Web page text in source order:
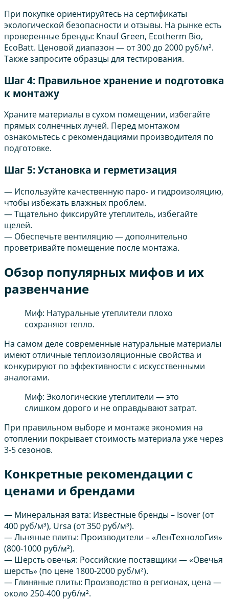
При покупке ориентируйтесь на сертификаты
экологической безопасности и отзывы. На рынке есть
проверенные бренды: Knauf Green, Ecotherm Bio,
EcoBatt. Ценовой диапазон — от 300 до 2000 руб/м².
Также запросите образцы для тестирования.
Шаг 4: Правильное хранение и подготовка
к монтажу
Храните материалы в сухом помещении, избегайте
прямых солнечных лучей. Перед монтажом
ознакомьтесь с рекомендациями производителя по
подготовке.
Шаг 5: Установка и герметизация
— Используйте качественную паро- и гидроизоляцию,
чтобы избежать влажных проблем.
— Тщательно фиксируйте утеплитель, избегайте
щелей.
— Обеспечьте вентиляцию — дополнительно
проветривайте помещение после монтажа.
Обзор популярных мифов и их
развенчание
Миф: Натуральные утеплители плохо
сохраняют тепло.
На самом деле современные натуральные материалы
имеют отличные теплоизоляционные свойства и
конкурируют по эффективности с искусственными
аналогами.
Миф: Экологические утеплители — это
слишком дорого и не оправдывают затрат.
При правильном выборе и монтаже экономия на
отоплении покрывает стоимость материала уже через
3-5 сезонов.
Конкретные рекомендации с
ценами и брендами
— Минеральная вата: Известные бренды – Isover (от
400 руб/м³), Ursa (от 350 руб/м³).
— Льняные плиты: Производители – «ЛенТехнолоГия»
(800-1000 руб/м²).
— Шерсть овечья: Российские поставщики — «Овечья
шерсть» (по цене 1800-2000 руб/м²).
— Глиняные плиты: Производство в регионах, цена —
около 250-400 руб/м².